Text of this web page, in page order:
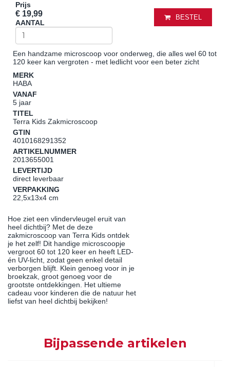
Prijs
€ 19,99
AANTAL
BESTEL
Een handzame microscoop voor onderweg, die alles wel 60 tot
120 keer kan vergroten - met ledlicht voor een beter zicht
MERK
HABA
VANAF
5 jaar
TITEL
Terra Kids Zakmicroscoop
GTIN
4010168291352
ARTIKELNUMMER
2013655001
LEVERTIJD
direct leverbaar
VERPAKKING
22,5x13x4 cm
Hoe ziet een vlindervleugel eruit van
heel dichtbij? Met de deze
zakmicroscoop van Terra Kids ontdek
je het zelf! Dit handige microscoopje
vergroot 60 tot 120 keer en heeft LED-
én UV-licht, zodat geen enkel detail
verborgen blijft. Klein genoeg voor in je
broekzak, groot genoeg voor de
grootste ontdekkingen. Het ultieme
cadeau voor kinderen die de natuur het
liefst van heel dichtbij bekijken!
Bijpassende artikelen